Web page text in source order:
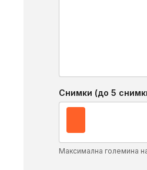
Снимки (до 5
Максимална големина